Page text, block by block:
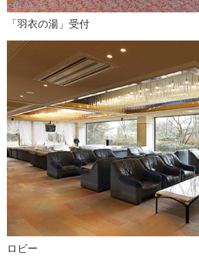
「羽衣の湯」受付
ロビー